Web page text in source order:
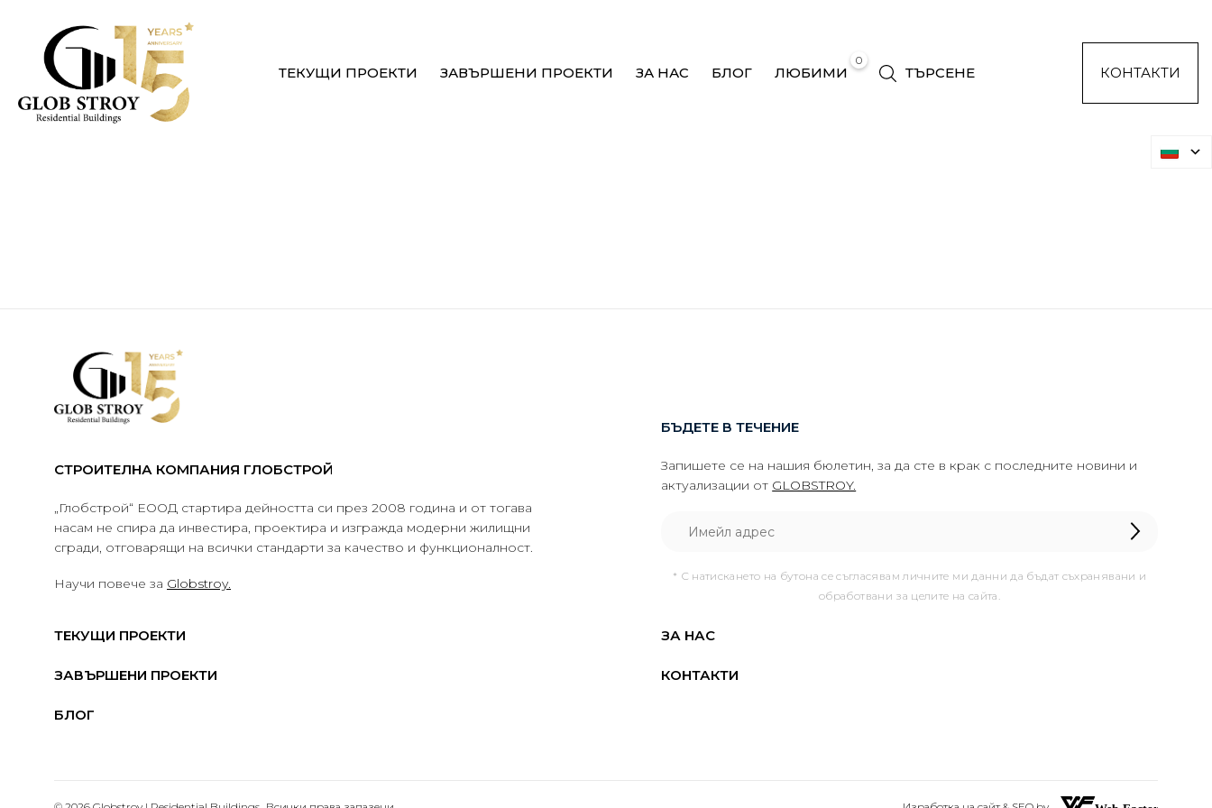
ТЕКУЩИ ПРОЕКТИ ЗАВЪРШЕНИ ПРОЕКТИ ЗА НАС БЛОГ
0
ЛЮБИМИ ТЪРСЕНЕ КОНТАКТИ
СТРОИТЕЛНА КОМПАНИЯ ГЛОБСТРОЙ
„Глобстрой“ ЕООД стартира дейността си през 2008 година и от тогава
насам не спира да инвестира, проектира и изгражда модерни жилищни
сгради, отговарящи на всички стандарти за качество и функционалност.
Научи повече за Globstroy.
ТЕКУЩИ ПРОЕКТИ
ЗАВЪРШЕНИ ПРОЕКТИ
БЛОГ
ЗА НАС
КОНТАКТИ
БЪДЕТЕ В ТЕЧЕНИЕ
Запишете се на нашия бюлетин, за да сте в крак с последните новини и
актуализации от GLOBSTROY.
* С натискането на бутона се съгласявам личните ми данни да бъдат съхранявани и
обработвани за целите на сайта.